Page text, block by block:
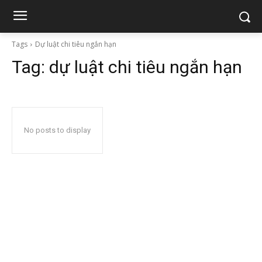
Tags Dự luật chi tiêu ngắn hạn
Tag: dự luật chi tiêu ngắn hạn
No posts to display